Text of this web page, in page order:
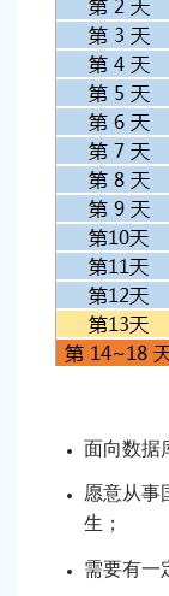
面向数据
愿意从事
生；
需要有一